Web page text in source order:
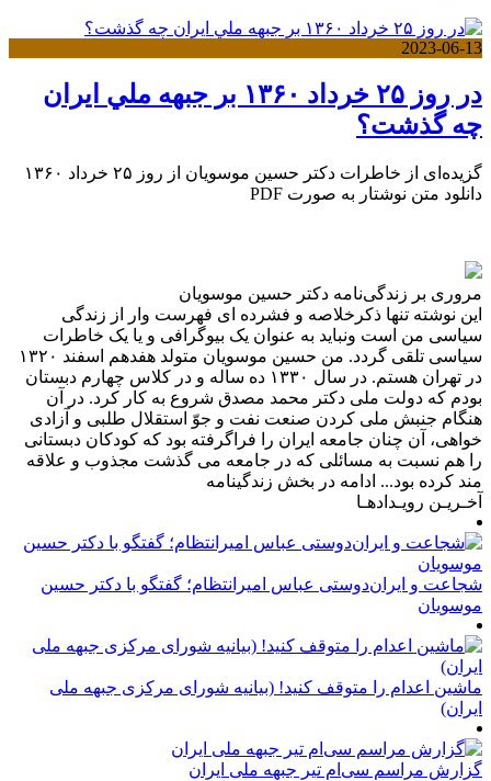
2023-06-13
ﺩﺭ ﺭﻭﺯ ۲۵ ﺧﺮﺩﺍﺩ ۱۳۶۰ ﺑﺮ ﺟﺒﻬﻪ ﻣﻠﻲ ﺍﻳﺮﺍﻥ
چه گذشت؟
دانلود متن نوشتار به صورت PDF
مروری بر زندگی‌نامه دکتر حسین موسویان
این نوشته تنها ذکرخلاصه و فشرده ای فهرست وار از زندگی
سیاسی من است ونباید به عنوان یک بیوگرافی و یا یک خاطرات
سیاسی تلقی گردد. من حسین موسویان متولد هفدهم اسفند ۱۳۲۰
در تهران هستم. در سال ۱۳۳۰ ده ساله و در کلاس چهارم دبستان
بودم که دولت ملی دکتر محمد مصدق شروع به کار کرد. در آن
هنگام جنبش ملی کردن صنعت نفت و جوّ استقلال طلبی و آزادی
خواهی، آن چنان جامعه ایران را فراگرفته بود که کودکان دبستانی
را هم نسبت به مسائلی که در جامعه می گذشت مجذوب و علاقه
مند کرده بود... ادامه در بخش زندگینامه
آخـریـن رویـدادهـا
شجاعت و ایران‌دوستی عباس امیرانتظام؛ گفتگو با دکتر حسین
موسویان
ماشین اعدام را متوقف کنید! (بیانیه شورای مرکزی جبهه ملی
ایران)
گزارش مراسم سی‌ام تیر جبهه ملی ایران